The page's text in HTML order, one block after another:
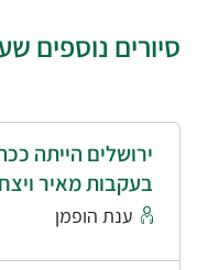
סיורים נוספים
ירושלים הייתה
בעקבות מאיר
ענת הופמן